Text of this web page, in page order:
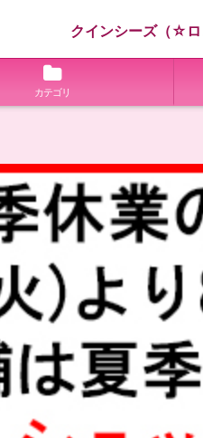
クインシーズ（☆
カテゴリ